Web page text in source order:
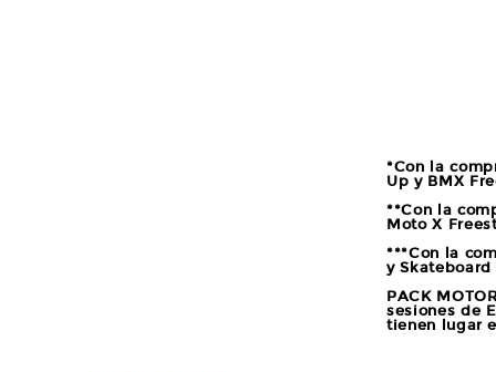
*Con la
Up y BMX
**Con la
Moto X
***Con la
y
PACK
sesiones de
tienen lugar